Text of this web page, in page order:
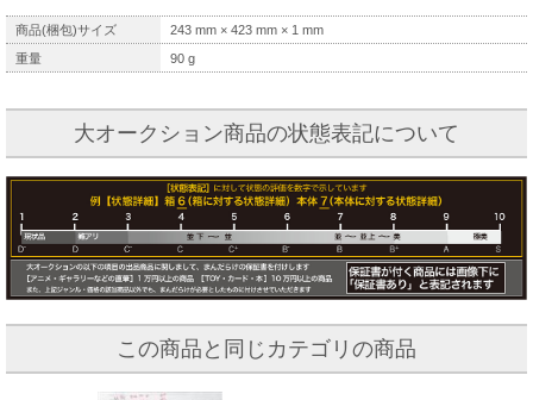
商品(梱包)サイズ 243 mm × 423 mm × 1 mm
重量
90 g
大オークション商品の状態表記について
この商品と同じカテゴリの商品